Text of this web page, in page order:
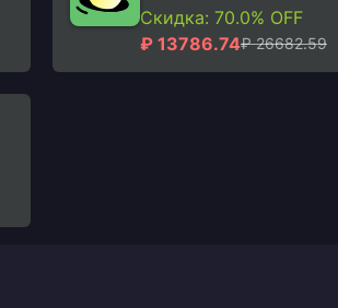
Скидка: 70.0% OFF
₽ 13786.74₽ 26682.59